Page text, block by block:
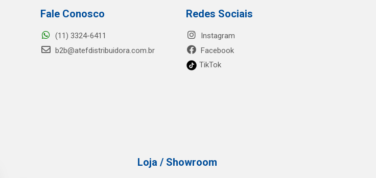
Fale Conosco
(11) 3324-6411
b2b@atefdistribuidora.com.br
Redes Sociais
Instagram
Facebook
TikTok
Loja / Showroom